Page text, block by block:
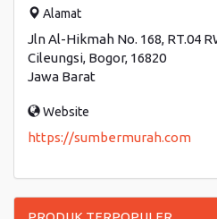
Alamat
Jln Al-Hikmah No. 168, RT.04
Cileungsi, Bogor, 16820
Jawa Barat
Website
https://sumbermurah.com